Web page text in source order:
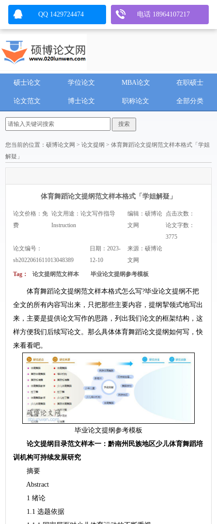
硕士论文 学位论文 MBA论文 在职硕士
论文范文 博士论文 职称论文 全部分类
您当前的位置：硕博论文网 >论文提纲 > 体育舞蹈论文提纲范文样本格式「学姐
解疑」
体育舞蹈论文提纲范文样本格式「学姐解疑」
论文价格：免
费
论文用途：论文写作指导
Instruction
编辑：硕博论
文网
点击次数：
论文字数：
3775
论文编号：
sb2022061611013048389
日期：2023-
12-10
来源：硕博论
文网
Tag： 论文提纲范文样本 毕业论文提纲参考模板
体育舞蹈论文提纲范文样本格式怎么写?毕业论文提纲不把
全文的所有内容写出来，只把那些主要内容，提纲挈领式地写出
来，主要是提供论文写作的思路，列出我们论文的框架结构，这
样方便我们后续写论文。那么具体体育舞蹈论文提纲如何写，快
来看看吧。
毕业论文提纲参考模板
论文提纲目录范文样本一：黔南州民族地区少儿体育舞蹈培
训机构可持续发展研究
摘要
Abstract
1 绪论
1.1 选题依据
QQ 1429724474 电话 18964107217